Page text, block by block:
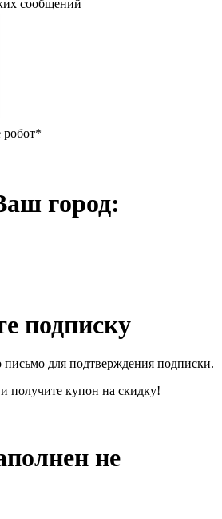
сообщений
робот*
город:
подписку
для подтверждения подписки.
получите купон на скидку!
не